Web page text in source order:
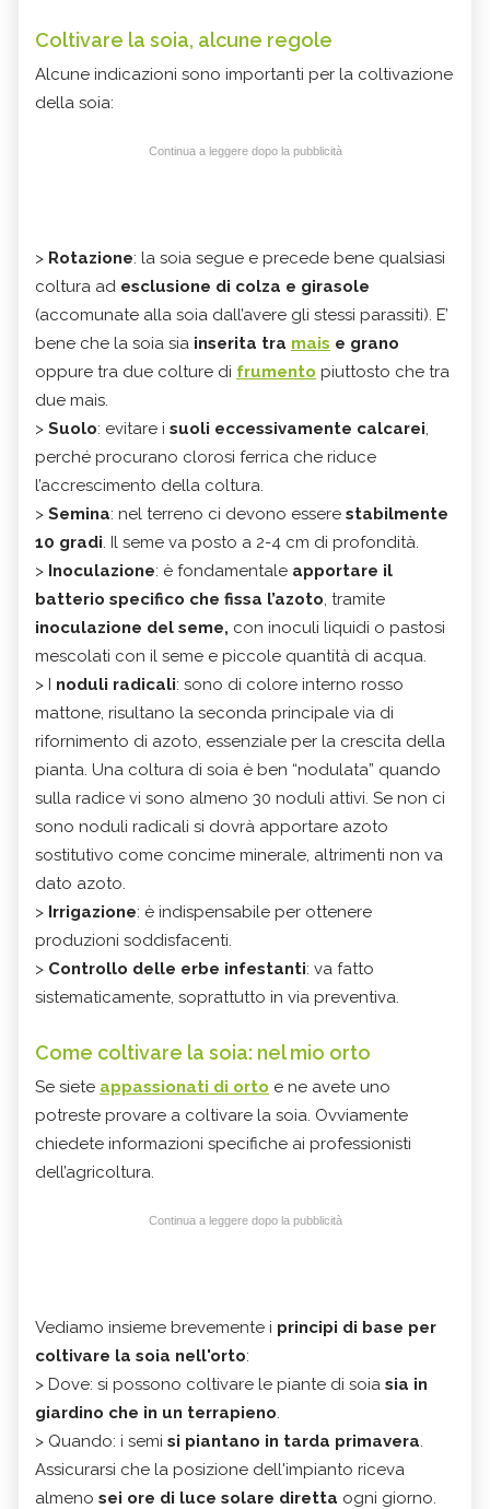
Coltivare la soia, alcune regole
Alcune indicazioni sono importanti per la coltivazione
della soia:
Continua a leggere dopo la pubblicità
> Rotazione: la soia segue e precede bene qualsiasi
coltura ad esclusione di colza e girasole
(accomunate alla soia dall’avere gli stessi parassiti). E’
bene che la soia sia inserita tra mais e grano
oppure tra due colture di frumento piuttosto che tra
due mais.
> Suolo: evitare i suoli eccessivamente calcarei,
perché procurano clorosi ferrica che riduce
l’accrescimento della coltura.
> Semina: nel terreno ci devono essere stabilmente
10 gradi. Il seme va posto a 2-4 cm di profondità.
> Inoculazione: è fondamentale apportare il
batterio specifico che fissa l’azoto, tramite
inoculazione del seme, con inoculi liquidi o pastosi
mescolati con il seme e piccole quantità di acqua.
> I noduli radicali: sono di colore interno rosso
mattone, risultano la seconda principale via di
rifornimento di azoto, essenziale per la crescita della
pianta. Una coltura di soia è ben “nodulata” quando
sulla radice vi sono almeno 30 noduli attivi. Se non ci
sono noduli radicali si dovrà apportare azoto
sostitutivo come concime minerale, altrimenti non va
dato azoto.
> Irrigazione: è indispensabile per ottenere
produzioni soddisfacenti.
> Controllo delle erbe infestanti: va fatto
sistematicamente, soprattutto in via preventiva.
Come coltivare la soia: nel mio orto
Se siete appassionati di orto e ne avete uno
potreste provare a coltivare la soia. Ovviamente
chiedete informazioni specifiche ai professionisti
dell’agricoltura.
Continua a leggere dopo la pubblicità
Vediamo insieme brevemente i principi di base per
coltivare la soia nell'orto:
> Dove: si possono coltivare le piante di soia sia in
giardino che in un terrapieno.
> Quando: i semi si piantano in tarda primavera.
Assicurarsi che la posizione dell'impianto riceva
almeno sei ore di luce solare diretta ogni giorno.